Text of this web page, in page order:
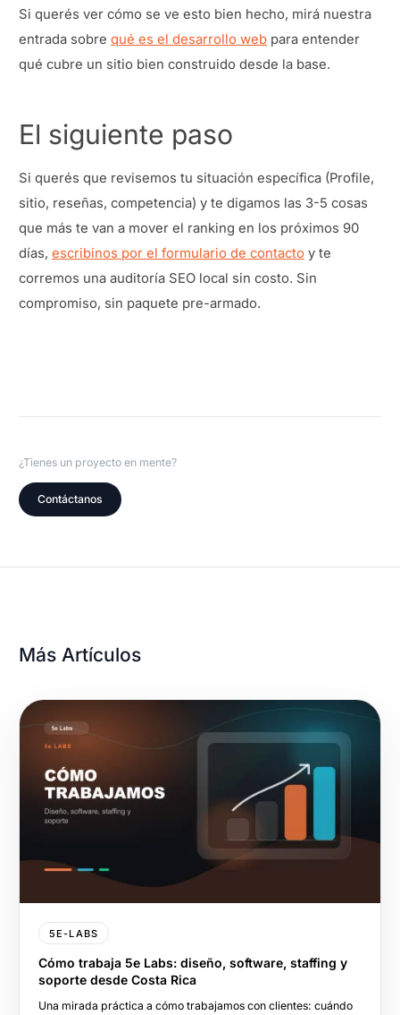
Si querés ver cómo se ve esto bien hecho, mirá nuestra
entrada sobre qué es el desarrollo web para entender
qué cubre un sitio bien construido desde la base.
El siguiente paso
Si querés que revisemos tu situación específica (Profile,
sitio, reseñas, competencia) y te digamos las 3-5 cosas
que más te van a mover el ranking en los próximos 90
días, escribinos por el formulario de contacto y te
corremos una auditoría SEO local sin costo. Sin
compromiso, sin paquete pre-armado.
¿Tienes un proyecto en mente?
Contáctanos
Más Artículos
5E-LABS
Cómo trabaja 5e Labs: diseño, software, staffing y
soporte desde Costa Rica
Una mirada práctica a cómo trabajamos con clientes: cuándo